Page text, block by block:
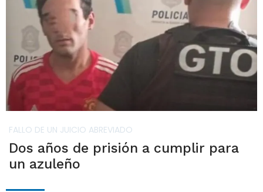
FALLO DE UN JUICIO ABREVIADO
Dos años de prisión a cumplir para
un azuleño